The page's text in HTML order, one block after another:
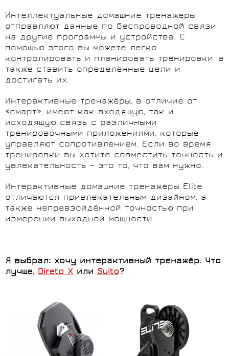
Интеллектуальные домашние тренажёры
отправляют данные по беспроводной связи
на другие программы и устройства. С
помощью этого вы можете легко
контролировать и планировать тренировки, а
также ставить определённые цели и
достигать их.
Интерактивные тренажёры, в отличие от
«смарт», имеют как входящую, так и
исходящую связь с различными
тренировочными приложениями, которые
управляют сопротивлением. Если во время
тренировки вы хотите совместить точность и
увлекательность – это то, что вам нужно.
Интерактивные домашние тренажёры Elite
отличаются привлекательным дизайном, а
также непревзойдённой точностью при
измерении выходной мощности.
Я выбрал: хочу интерактивный тренажёр. Что
лучше, Direto X или Suito?